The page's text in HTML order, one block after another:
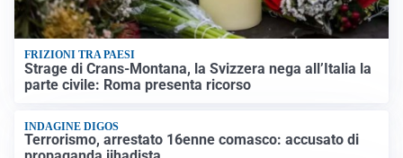
FRIZIONI TRA PAESI
Strage di Crans-Montana, la Svizzera nega all’Italia la
parte civile: Roma presenta ricorso
INDAGINE DIGOS
Terrorismo, arrestato 16enne comasco: accusato di